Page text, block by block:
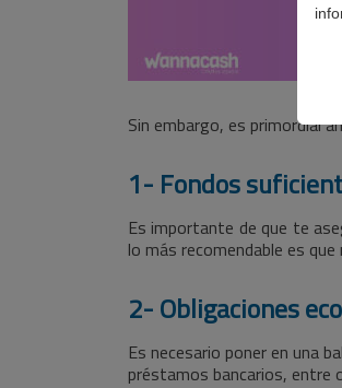
Sin embargo, es primordial
1- Fondos
Es importante de que te
lo más recomendable es
2- Obligaciones
Es necesario poner en una
préstamos bancarios, entre